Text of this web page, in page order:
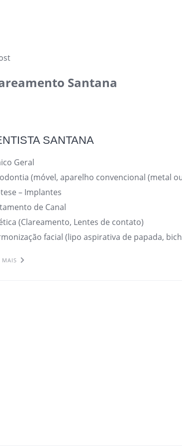
Santana
SANTANA
Geral
(móvel, aparelho convencional (metal
– Implantes
de Canal
(Clareamento, Lentes de contato)
facial (lipo aspirativa de papada,
MAIS